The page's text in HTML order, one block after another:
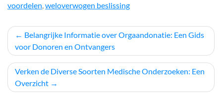
voordelen,weloverwogen beslissing
Berichtnavigatie
Belangrijke Informatie over Orgaandonatie: Een Gids
voor Donoren en Ontvangers
Verken de Diverse Soorten Medische Onderzoeken: Een
Overzicht